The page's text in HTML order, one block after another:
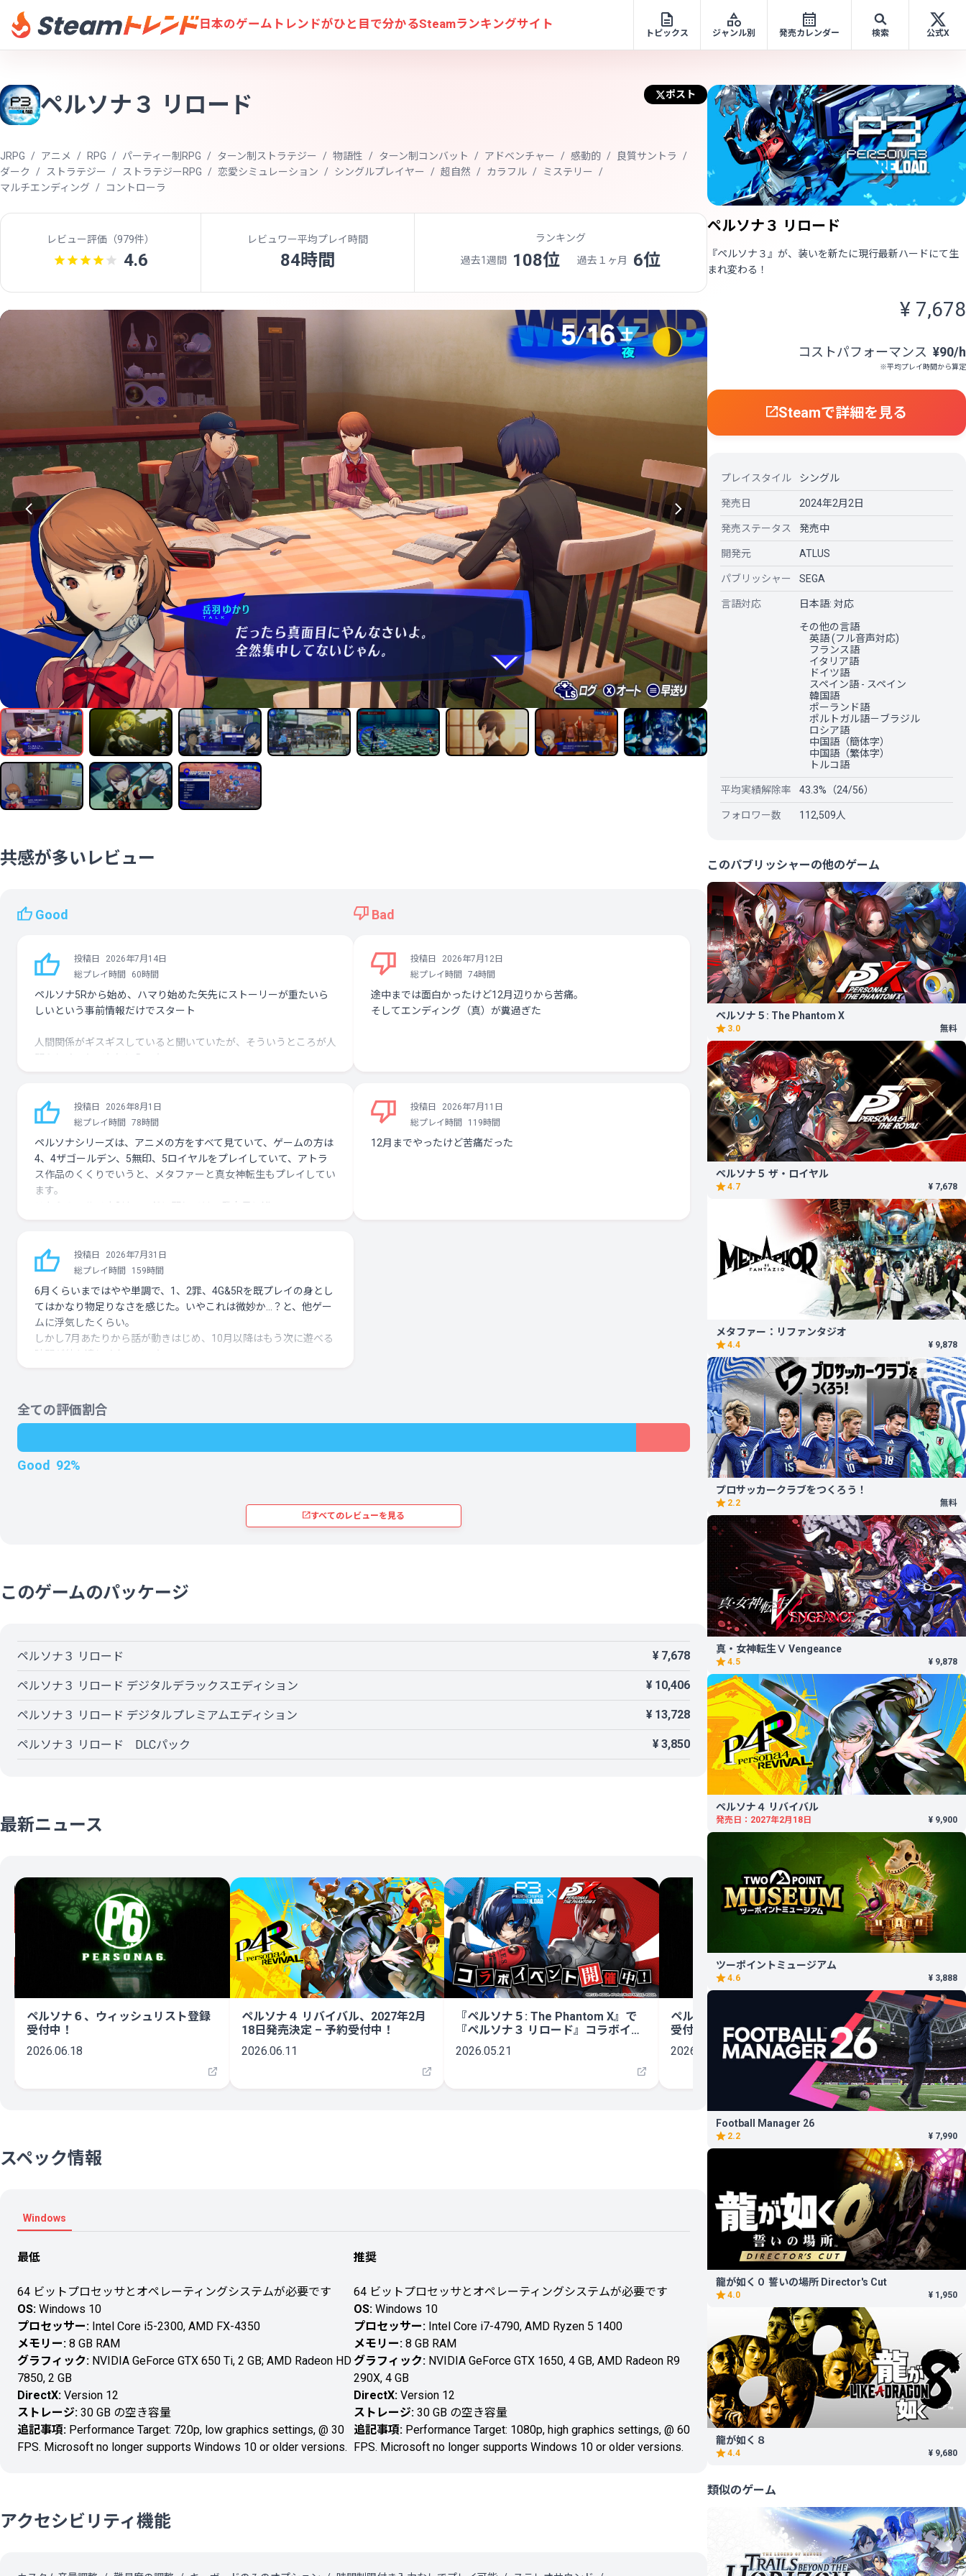
日本のゲームトレンドがひと目で分かるSteamランキングサイト
トピックス ジャンル別 発売カレンダー 検索 公式X
ペルソナ３ リロード ポスト
JRPG アニメ RPG パーティー制RPG ターン制ストラテジー 物語性 ターン制コンバット アドベンチャー 感動的
良質サントラ
ダーク
ストラテジー ストラテジーRPG 恋愛シミュレーション シングルプレイヤー 超自然 カラフル
ミステリー
マルチエンディング
コントローラ
レビュー評価（979件）
4.6
レビュワー平均プレイ時間
84時間
ランキング
過去1週間
108位 過去１ヶ月 6位
共感が多いレビュー
Good
投稿日
2026年7月14日
総プレイ時間
60時間
ペルソナ5Rから始め、ハマり始めた矢先にストーリーが重たいら
しいという事前情報だけでスタート
人間関係がギスギスしていると聞いていたが、そういうところが人
間らしくてとても気に入った
し、攻略本片手でなくてもサクサク進められるのはいい点ではある
がその代わり階層の多さで誤魔化している感じがしたのが少し残
念 パレスの作りこみに比べるとかなり単調 その影響で追加エピ
ソードのエピソードアイギスもタルタロスでかさましされていて少
し不評らしい
代わりにキャラクター、ストーリー性は神がかっていて、今までド
に深く刺さった作品だった
いうことを深く考えさせられた傑作です
投稿日
2026年8月1日
総プレイ時間
78時間
ペルソナシリーズは、アニメの方をすべて見ていて、ゲームの方は
4、4ザゴールデン、5無印、5ロイヤルをプレイしていて、アトラ
ス作品のくくりでいうと、メタファーと真女神転生もプレイしてい
ます。
こちらのペルソナ3リロードに関しては、発売日にXbox game
になっていたことと、直前に5ロイヤルをクリアしたことと、来年
の2月に4リバイバルが出るということで、モチベーションが高まっ
たため、またプレイするかということになりました。
結論としては、現時点でややだるいなという感想がやはり出てきて
います。なんとかタルタロスをなるべく楽しくプレイするために、
めちゃくちゃ時間を取りながらプレイしています。この感じで最後
までプレイしたい。
結論としては、一回投げたのがウソに思えるくらい、熱中できまし
かったです。
投稿日
2026年7月31日
総プレイ時間
159時間
6月くらいまではやや単調で、1、2罪、4G&5Rを既プレイの身とし
てはかなり物足りなさを感じた。いやこれは微妙か…？と、他ゲー
ムに浮気したくらい。
しかし7月あたりから話が動きはじめ、10月以降はもう次に遊べる
時間が待ち遠しくなっていた。
序盤から中盤過ぎる辺りまでギスギスするしなんなら終盤もちょっ
とギスる。
う。
表面上は明るくても、みんなトラウマやコンプレックスなど何かし
Bad
投稿日
2026年7月12日
総プレイ時間
74時間
途中までは面白かったけど12月辺りから苦痛。
そしてエンディング（真）が糞過ぎた
投稿日
2026年7月11日
総プレイ時間
119時間
12月までやったけど苦痛だった
全ての評価割合
Good 92%
すべてのレビューを見る
このゲームのパッケージ
ペルソナ３ リロード ¥ 7,678
ペルソナ３ リロード デジタルデラックスエディション ¥ 10,406
ペルソナ３ リロード デジタルプレミアムエディション ¥ 13,728
ペルソナ３ リロード DLCパック ¥ 3,850
最新ニュース
ペルソナ６、ウィッシュリスト登録
受付中！
2026.06.18
ペルソナ４ リバイバル、2027年2月
18日発売決定 – 予約受付中！
2026.06.11
『ペルソナ５: The Phantom X』で
『ペルソナ３ リロード』コラボイベ
ント開催！「結城 理」が登場！
2026.05.21
ペルソナ６、ウィッシュリスト登録
受付中！
2026.06.18
ペルソナ４ リ
18日発売決定
2026.06.11
スペック情報
Windows
最低
64 ビットプロセッサとオペレーティングシステムが必要です
OS: Windows 10
プロセッサー: Intel Core i5-2300, AMD FX-4350
メモリー: 8 GB RAM
グラフィック: NVIDIA GeForce GTX 650 Ti, 2 GB; AMD Radeon HD
7850, 2 GB
DirectX: Version 12
ストレージ: 30 GB の空き容量
追記事項: Performance Target: 720p, low graphics settings, @ 30
FPS. Microsoft no longer supports Windows 10 or older versions.
推奨
64 ビットプロセッサとオペレーティングシステムが必要です
OS: Windows 10
プロセッサー: Intel Core i7-4790, AMD Ryzen 5 1400
メモリー: 8 GB RAM
グラフィック: NVIDIA GeForce GTX 1650, 4 GB, AMD Radeon R9
290X, 4 GB
DirectX: Version 12
ストレージ: 30 GB の空き容量
追記事項: Performance Target: 1080p, high graphics settings, @ 60
FPS. Microsoft no longer supports Windows 10 or older versions.
アクセシビリティ機能
ペルソナ３ リロード
『ペルソナ３』が、装いを新たに現行最新ハードにて生
まれ変わる！
¥ 7,678
コストパフォーマンス ¥90/h
※平均プレイ時間から算定
Steamで詳細を見る
プレイスタイル シングル
発売日 2024年2月2日
発売ステータス 発売中
開発元 ATLUS
パブリッシャー SEGA
言語対応
日本語: 対応
その他の言語
英語 (フル音声対応)
フランス語
イタリア語
ドイツ語
スペイン語 - スペイン
韓国語
ポーランド語
ポルトガル語－ブラジル
ロシア語
中国語（簡体字）
中国語（繁体字）
トルコ語
平均実績解除率 43.3%（24/56）
フォロワー数 112,509人
このパブリッシャーの他のゲーム
ペルソナ５: The Phantom X
3.0 無料
ペルソナ５ ザ・ロイヤル
4.7 ¥ 7,678
メタファー：リファンタジオ
4.4 ¥ 9,878
プロサッカークラブをつくろう！
2.2 無料
真・女神転生Ⅴ Vengeance
4.5 ¥ 9,878
ペルソナ４ リバイバル
発売日：2027年2月18日 ¥ 9,900
ツーポイントミュージアム
4.6 ¥ 3,888
Football Manager 26
2.2 ¥ 7,990
龍が如く０ 誓いの場所 Director's Cut
4.0 ¥ 1,950
龍が如く８
4.4 ¥ 9,680
類似のゲーム